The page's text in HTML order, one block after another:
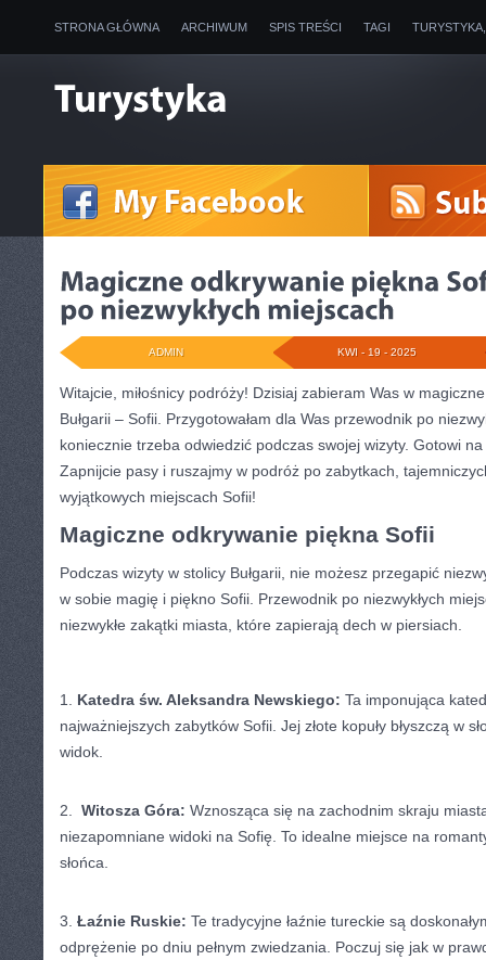
STRONA GŁÓWNA ARCHIWUM SPIS TREŚCI TAGI
KWI - 19 - 2025
ADMIN
Witajcie, miłośnicy podróży!‍ Dzisiaj zabieram Was w
Bułgarii⁣ – ⁤Sofii. Przygotowałam ​dla Was przewodnik po
koniecznie trzeba odwiedzić podczas swojej ‍wizyty. ‌Gotowi
Zapnijcie pasy i‍ ruszajmy ⁣w podróż po zabytkach,
wyjątkowych miejscach ⁤Sofii!
Magiczne odkrywanie ​piękna Sofii
Podczas wizyty w stolicy ⁣Bułgarii, nie możesz przegapić
w sobie magię i piękno Sofii.⁤ Przewodnik po niezwykłych‌
niezwykłe zakątki miasta, które zapierają⁤ dech w piersiach.
1.⁢ Katedra św. Aleksandra Newskiego: ⁤Ta imponująca
‍najważniejszych zabytków Sofii. Jej ⁣złote kopuły błyszczą w
widok.
2. ⁢ Witosza Góra: Wznosząca się na zachodnim skraju
niezapomniane widoki na Sofię. To ⁣idealne miejsce⁤ na‌
‌słońca.
3. Łaźnie⁤ Ruskie: Te tradycyjne łaźnie⁣ tureckie są
odprężenie po dniu pełnym zwiedzania. Poczuj się jak w